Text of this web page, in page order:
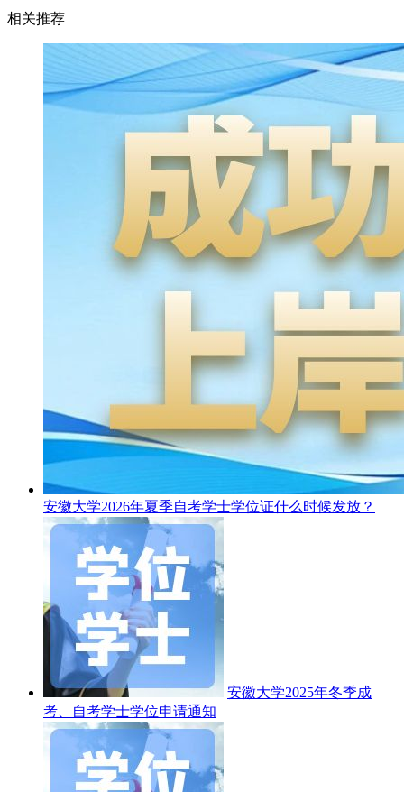
相关推荐
安徽大学2026年夏季自考学士学位证什么时候发放？
安徽大学2025年冬季成
考、自考学士学位申请通知